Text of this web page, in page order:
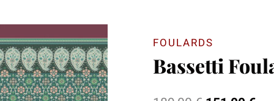
FOULARDS
Bassetti